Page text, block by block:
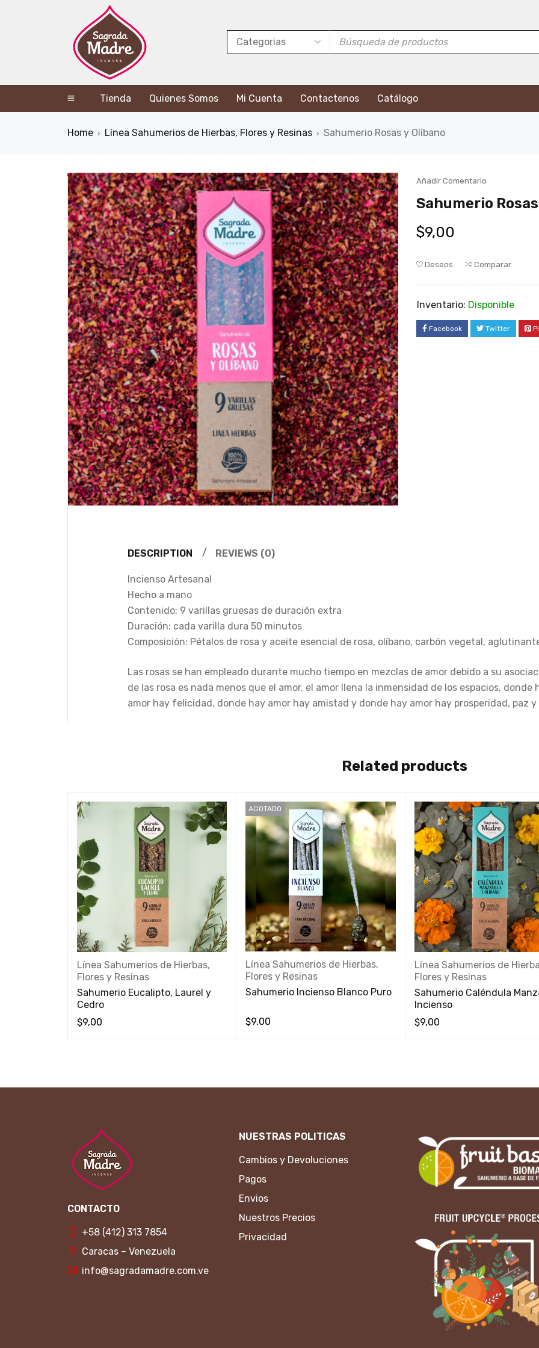
Tienda Quienes Somos Mi Cuenta Contactenos Catálogo
Home › Línea Sahumerios de Hierbas, Flores y Resinas › Sahumerio Rosas y Olíbano
Añadir Comentario
Sahumerio
$9,00
Deseos Comparar
Inventario: Disponible
Facebook Twitter
DESCRIPTION REVIEWS (0)
Incienso Artesanal
Hecho a mano
Contenido: 9 varillas gruesas de duración extra
Duración: cada varilla dura 50 minutos
Composición: Pétalos de rosa y aceite esencial de rosa, olíbano, carbón vegetal,
Las rosas se han empleado durante mucho tiempo en mezclas de amor debido a su
de las rosa es nada menos que el amor, el amor llena la inmensidad de los espacios,
amor hay felicidad, donde hay amor hay amistad y donde hay amor hay prosperidad, paz
Related products
Línea Sahumerios de Hierbas,
Flores y Resinas
Sahumerio Eucalipto, Laurel y
Cedro
$9,00
AGOTADO
Línea Sahumerios de Hierbas,
Flores y Resinas
Sahumerio Incienso Blanco Puro
$9,00
Línea Sahumerios de
Flores y Resinas
Sahumerio Caléndula
Incienso
$9,00
CONTACTO
+58 (412) 313 7854
Caracas – Venezuela
info@sagradamadre.com.ve
NUESTRAS POLITICAS
Cambios y Devoluciones
Pagos
Envios
Nuestros Precios
Privacidad